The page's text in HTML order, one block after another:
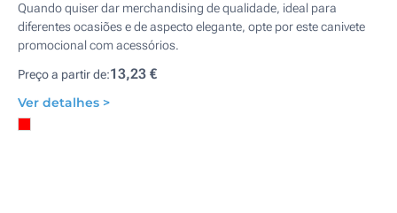
Quando quiser dar merchandising de qualidade, ideal para
diferentes ocasiões e de aspecto elegante, opte por este canivete
promocional com acessórios.
Preço a partir de:13,23 €
Ver detalhes >